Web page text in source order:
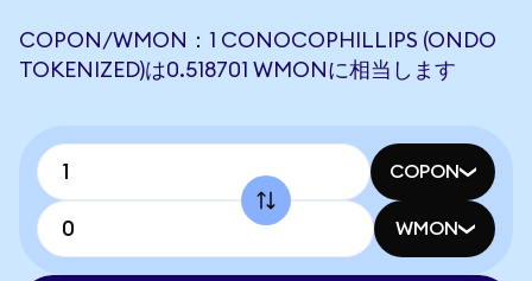
COPON/WMON：1 CONOCOPHILLIPS (ONDO
TOKENIZED)は0.518701 WMONに相当します
COPON
WMON